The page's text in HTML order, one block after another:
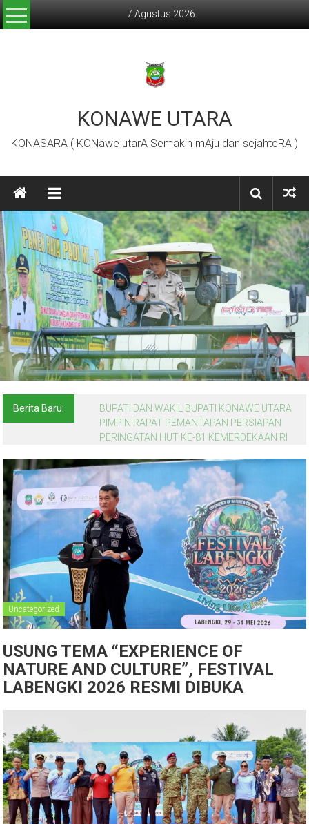
Lompat
ke
7 Agustus 2026
KONAWE UTARA
KONASARA ( KONawe utarA Semakin mAju dan sejahteRA )
Berita Baru:
BUPATI DAN WAKIL BUPATI KONAWE UTARA
PIMPIN RAPAT PEMANTAPAN PERSIAPAN
PERINGATAN HUT KE-81 KEMERDEKAAN RI
Uncategorized
USUNG TEMA “EXPERIENCE OF
NATURE AND CULTURE”, FESTIVAL
LABENGKI 2026 RESMI DIBUKA